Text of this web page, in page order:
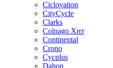
Ciclovation
CityCycle
Clarks
Colnago Хит
Continental
Crono
Cycplus
Dahon